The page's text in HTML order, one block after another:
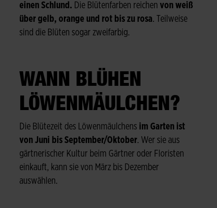
einen Schlund. Die Blütenfarben reichen von weiß
über gelb, orange und rot bis zu rosa. Teilweise
sind die Blüten sogar zweifarbig.
WANN BLÜHEN
LÖWENMÄULCHEN?
Die Blütezeit des Löwenmäulchens im Garten ist
von Juni bis September/Oktober. Wer sie aus
gärtnerischer Kultur beim Gärtner oder Floristen
einkauft, kann sie von März bis Dezember
auswählen.